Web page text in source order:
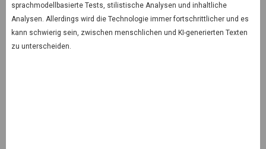
sprachmodellbasierte Tests, stilistische Analysen und inhaltliche
Analysen. Allerdings wird die Technologie immer fortschrittlicher und es
kann schwierig sein, zwischen menschlichen und KI-generierten Texten
zu unterscheiden.